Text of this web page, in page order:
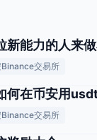
新能力的人来
Binance交易所
何在币安用
Binance交易所